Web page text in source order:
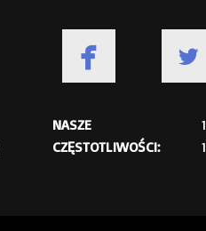
NASZE
CZĘSTOTLIWOŚCI: